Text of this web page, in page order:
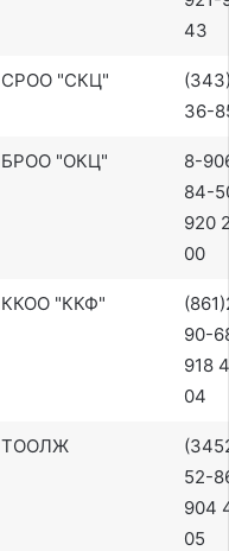
43
СРОО "СКЦ"
36-
БРОО "ОКЦ"
8-
84-
920
00
ККОО "ККФ"
90-
918
04
ТООЛЖ
52-
904
05